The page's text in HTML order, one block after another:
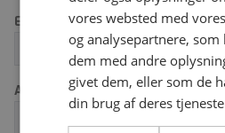
Email
Adgangskode
vores websted med
og analysepartnere,
dem med andre
givet dem, eller som de
din brug af deres